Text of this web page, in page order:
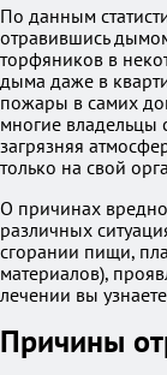
По данным
отравившись
торфяников в
дыма даже в
пожары в самих
многие владельцы
загрязняя
только на свой
О причинах
различных
сгорании пищи,
материалов),
лечении вы
Причины